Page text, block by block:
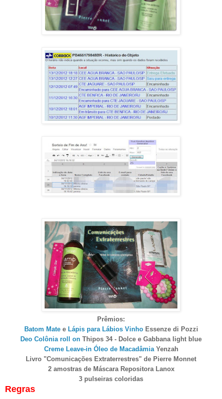
Prêmios:
Batom Matee Lápis para Lábios VinhoEssenze di Pozzi
Deo Colônia roll on Thipos 34 - Dolce e Gabbana light blue
Creme Leave-in Óleo de MacadâmiaYenzah
Livro "Comunicações Extraterrestres" de Pierre Monnet
2 amostras de Máscara Repositora Lanox
3 pulseiras coloridas
Regras